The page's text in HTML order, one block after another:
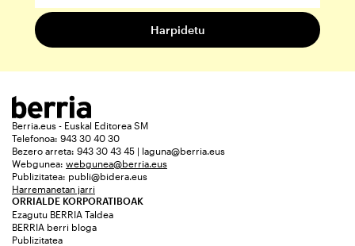
Berria.eus - Euskal Editorea SM
Telefonoa: 943 30 40 30
Bezero arreta: 943 30 43 45 | laguna@berria.eus
Webgunea: webgunea@berria.eus
Publizitatea: publi@bidera.eus
Harremanetan jarri
ORRIALDE KORPORATIBOAK
Ezagutu BERRIA Taldea
BERRIA berri bloga
Publizitatea